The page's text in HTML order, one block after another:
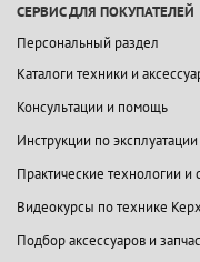
СЕРВИС ДЛЯ ПОКУПАТЕЛЕЙ
Персональный раздел
Каталоги техники и
Консультации и помощь
Инструкции по эксплуатации
Практические технологии и
Видеокурсы по технике
Подбор аксессуаров и